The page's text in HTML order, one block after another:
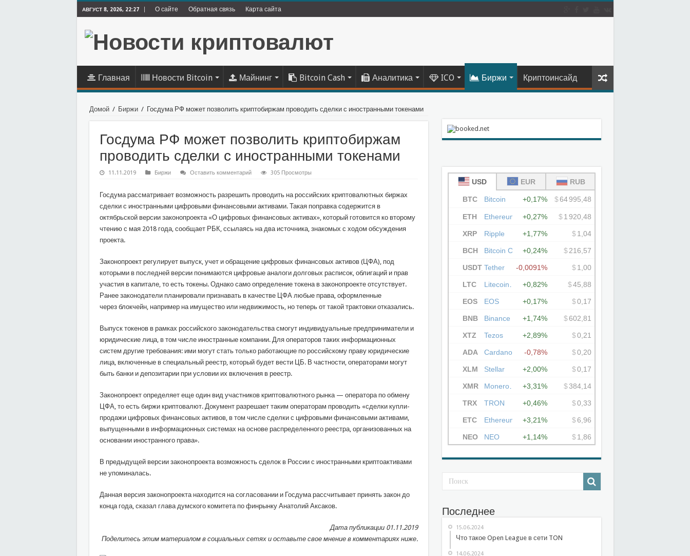
АВГУСТ 8, 2026, 22:27 О сайте Обратная связь Карта сайта
Главная Новости Bitcoin Майнинг Bitcoin Cash Аналитика ICO Биржи Криптоинсайд
Домой / Биржи / Госдума РФ может позволить криптобиржам проводить сделки с иностранными токенами
Госдума РФ может позволить криптобиржам
проводить сделки с иностранными токенами
11.11.2019 Биржи Оставить комментарий 305 Просмотры
Госдума рассматривает возможность разрешить проводить на российских криптовалютных биржах
сделки с иностранными цифровыми финансовыми активами. Такая поправка содержится в
октябрьской версии законопроекта «О цифровых финансовых активах», который готовится ко второму
чтению с мая 2018 года, сообщает РБК, ссылаясь на два источника, знакомых с ходом обсуждения
проекта.
Законопроект регулирует выпуск, учет и обращение цифровых финансовых активов (ЦФА), под
которыми в последней версии понимаются цифровые аналоги долговых расписок, облигаций и прав
участия в капитале, то есть токены. Однако само определение токена в законопроекте отсутствует.
Ранее законодатели планировали признавать в качестве ЦФА любые права, оформленные
через блокчейн, например на имущество или недвижимость, но теперь от такой трактовки отказались.
Выпуск токенов в рамках российского законодательства смогут индивидуальные предприниматели и
юридические лица, в том числе иностранные компании. Для операторов таких информационных
систем другие требования: ими могут стать только работающие по российскому праву юридические
лица, включенные в специальный реестр, который будет вести ЦБ. В частности, операторами могут
быть банки и депозитарии при условии их включения в реестр.
Законопроект определяет еще один вид участников криптовалютного рынка — оператора по обмену
ЦФА, то есть биржи криптовалют. Документ разрешает таким операторам проводить «сделки купли-
продажи цифровых финансовых активов, в том числе сделки с цифровыми финансовыми активами,
выпущенными в информационных системах на основе распределенного реестра, организованных на
основании иностранного права».
В предыдущей версии законопроекта возможность сделок в России с иностранными криптоактивами
не упоминалась.
Данная версия законопроекта находится на согласовании и Госдума рассчитывает принять закон до
конца года, сказал глава думского комитета по финрынку Анатолий Аксаков.
Дата публикации 01.11.2019
Поделитесь этим материалом в социальных сетях и оставьте свое мнение в комментариях ниже.
Последнее
15.06.2024
Что такое Open League в сети TON
14.06.2024